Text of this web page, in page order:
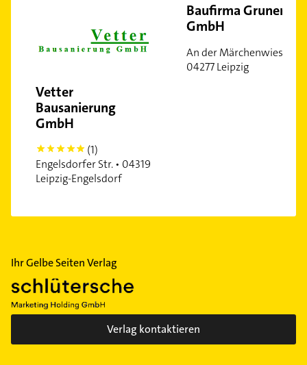
Paunsdorf
Probstheida
Reudnitz-Thonberg
Südvorstadt
Schönefeld-Ost
Schleußig
Seehausen
Wahren
Zentrum-Nord
Zentrum-Nordwest
Zentrum-Süd
Zentrum-Südost
Vetter
Bausanierung
GmbH
5
(1)
Engelsdorfer Str. • 04319
Leipzig-Engelsdorf
Baufirma Gruner
GmbH
An der Märchenwiese •
04277 Leipzig
Ihr Gelbe Seiten Verlag
Verlag kontaktieren